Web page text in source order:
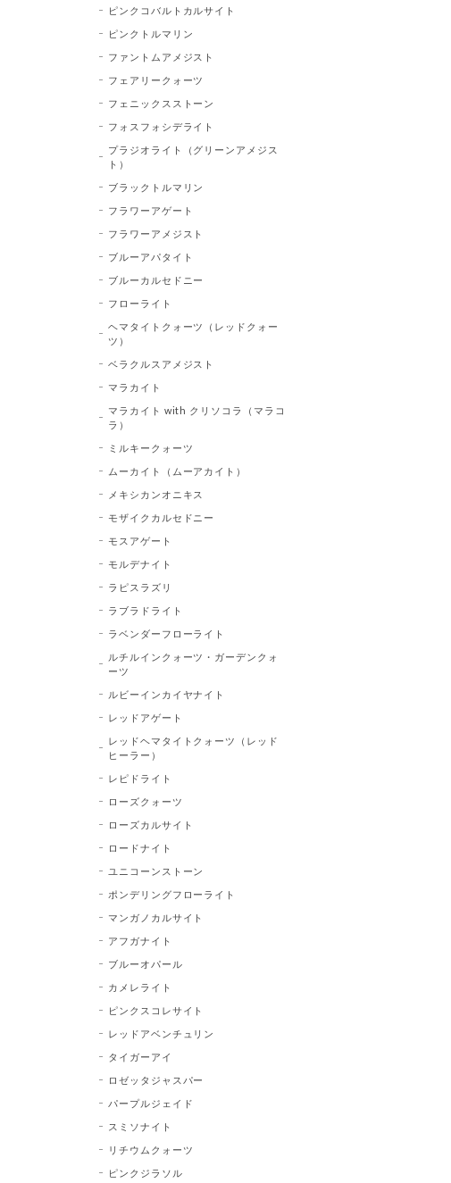
ピンクコバルトカルサイト
ピンクトルマリン
ファントムアメジスト
フェアリークォーツ
フェニックスストーン
フォスフォシデライト
プラジオライト（グリーンアメジス
ト）
ブラックトルマリン
フラワーアゲート
フラワーアメジスト
ブルーアパタイト
ブルーカルセドニー
フローライト
ヘマタイトクォーツ（レッドクォー
ツ）
ベラクルスアメジスト
マラカイト
マラカイト with クリソコラ（マラコ
ラ）
ミルキークォーツ
ムーカイト（ムーアカイト）
メキシカンオニキス
モザイクカルセドニー
モスアゲート
モルデナイト
ラピスラズリ
ラブラドライト
ラベンダーフローライト
ルチルインクォーツ・ガーデンクォ
ーツ
ルビーインカイヤナイト
レッドアゲート
レッドヘマタイトクォーツ（レッド
ヒーラー）
レピドライト
ローズクォーツ
ローズカルサイト
ロードナイト
ユニコーンストーン
ポンデリングフローライト
マンガノカルサイト
アフガナイト
ブルーオパール
カメレライト
ピンクスコレサイト
レッドアベンチュリン
タイガーアイ
ロゼッタジャスパー
パープルジェイド
スミソナイト
リチウムクォーツ
ピンクジラソル